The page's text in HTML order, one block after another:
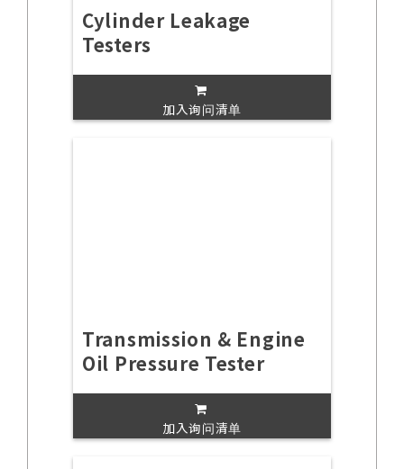
Cylinder Leakage
Testers
加入询问清单
Transmission & Engine
Oil Pressure Tester
加入询问清单